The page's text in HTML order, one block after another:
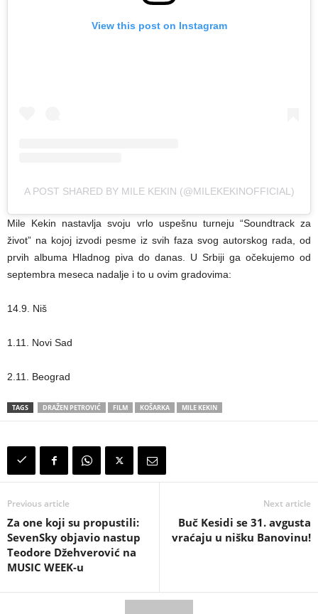
View this post on Instagram
A POST SHARED BY MILE KEKIN (@MILEKEKINOFFICIAL)
Mile Kekin nastavlja svoju vrlo uspešnu turneju “Soundtrack za
život” na kojoj izvodi pesme iz svih faza svog autorskog rada, od
prvih albuma Hladnog piva do danas. U Srbiji ga očekujemo od
septembra meseca nadalje i to u ovim gradovima:
14.9. Niš
1.11. Novi Sad
2.11. Beograd
TAGS DRAŽEN PETROVIĆ FILM KOŠARKA MILE KEKIN
Previous article
Za one koji su propustili:
SevenSky objavio nastup
Teodore Džehverović na
MUSIC WEEK-u
Next article
Buč Kesidi se 31. avgusta
vraćaju u nišku Banovinu!